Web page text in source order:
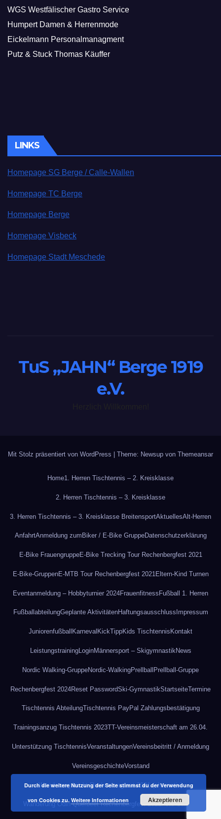
WGS Westfälischer Gastro Service
Humpert Damen & Herrenmode
Eickelmann Personalmanagment
Putz & Stuck Thomas Käuffer
LINKS
Homepage SG Berge / Calle-Wallen
Homepage TC Berge
Homepage Berge
Homepage Visbeck
Homepage Stadt Meschede
TuS „JAHN“ Berge 1919
e.V.
Mit Stolz präsentiert von WordPress | Theme: Newsup von Themeansar
Home1. Herren Tischtennis – 2. Kreisklasse
2. Herren Tischtennis – 3. Kreisklasse
3. Herren Tischtennis – 3. Kreisklasse BreitensportAktuellesAlt-Herren
AnfahrtAnmeldung zum Biker / E-Bike GruppeDatenschutzerklärung
E-Bike FrauengruppeE-Bike Trecking Tour Rechenbergfest 2021
E-Bike-GruppenE-MTB Tour Rechenbergfest 2021 Eltern-Kind Turnen
Eventanmeldung – Hobbyturnier 2024FrauenfitnessFußball 1. Herren
FußballabteilungGeplante AktivitätenHaftungsausschluss Impressum
Juniorenfußball Karneval KickTippKids Tischtennis Kontakt
LeistungstrainingLoginMännersport – SkigymnastikNews
Nordic Walking-GruppeNordic-WalkingPrellball Prellball-Gruppe
Rechenbergfest 2024Reset PasswordSki-GymnastikStartseiteTermine
Tischtennis AbteilungTischtennis PayPal Zahlungsbestätigung
Trainingsanzug Tischtennis 2023TT-Vereinsmeisterschaft am 26.04.
Unterstützung TischtennisVeranstaltungenVereinsbeitritt / Anmeldung
VereinsgeschichteVorstand
Wanderung leicht Rechenbergfest 2021 (alternativ)
Wanderung Odin Querbeet Rechenbergfest 2021Foto-Gallerie
Durch die weitere Nutzung der Seite stimmst du der Verwendung
von Cookies zu.Weitere Informationen Akzeptieren